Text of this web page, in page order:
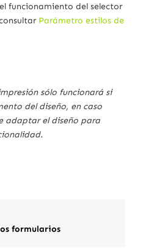
funcionamiento del selector
Parámetro estilos de
sólo funcionará si
del diseño, en caso
adaptar el diseño para
formularios